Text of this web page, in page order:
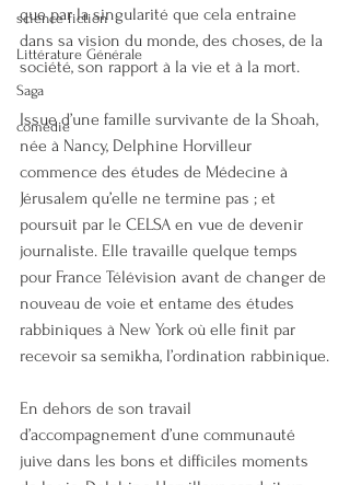
science fiction
Littérature Générale
Saga
comédie
que par la singularité que cela entraine
dans sa vision du monde, des choses, de la
société, son rapport à la vie et à la mort.
Issue d’une famille survivante de la Shoah,
née à Nancy, Delphine Horvilleur
commence des études de Médecine à
Jérusalem qu’elle ne termine pas ; et
poursuit par le CELSA en vue de devenir
journaliste. Elle travaille quelque temps
pour France Télévision avant de changer de
nouveau de voie et entame des études
rabbiniques à New York où elle finit par
recevoir sa semikha, l’ordination rabbinique.
En dehors de son travail
d’accompagnement d’une communauté
juive dans les bons et difficiles moments